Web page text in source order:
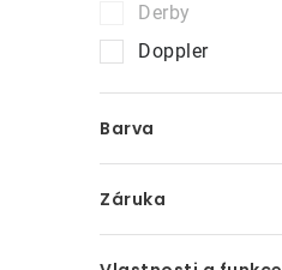
n
í
p
a
n
Derby
Doppler
Barva
Záruka